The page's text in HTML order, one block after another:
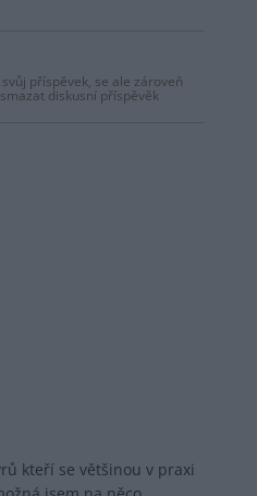
příspěvek, se ale zároveň
diskusní příspěvěk
kteří se většinou v praxi